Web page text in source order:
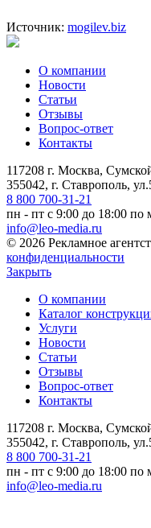
Источник: mogilev.biz
О компании
Новости
Статьи
Отзывы
Вопрос-ответ
Контакты
117208 г. Москва,
355042, г. Ставрополь,
8 800 700-31-21
пн - пт с 9:00 до 18:00 по
info@leo-media.ru
© 2026 Рекламное
конфиденциальности
Закрыть
О компании
Каталог
Услуги
Новости
Статьи
Отзывы
Вопрос-ответ
Контакты
117208 г. Москва,
355042, г. Ставрополь,
8 800 700-31-21
пн - пт с 9:00 до 18:00 по
info@leo-media.ru